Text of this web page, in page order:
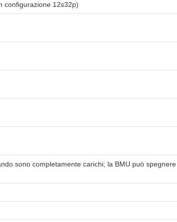
configurazione 12s32p)
sono completamente carichi; la BMU può